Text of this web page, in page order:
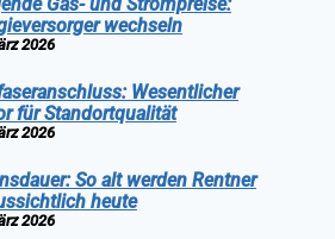
wechseln
2026
Wesentlicher
für Standortqualität
2026
So alt werden Rentner
heute
2026